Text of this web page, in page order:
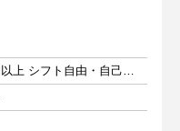
週1日以上 1日2時間以上 シフト自由・自己申告